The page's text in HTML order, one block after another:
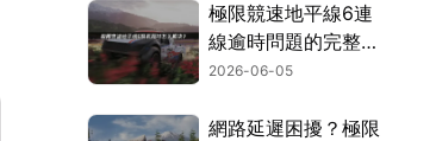
極限競速地平線6連
線逾時問題的完整解
決指南！
2026-06-05
網路延遲困擾？極限